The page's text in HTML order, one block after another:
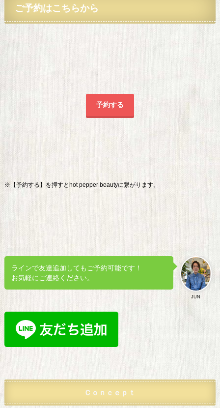
ご予約はこちらから
予約する
※【予約する】を押すとhot pepper beautyに繋がります。
JUN
ラインで友達追加してもご予約可能です！
お気軽にご連絡ください。
Ｃｏｎｃｅｐｔ